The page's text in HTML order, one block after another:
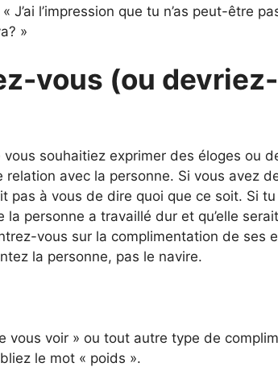
J’ai l’impression que tu n’as peut-être
»
vous (ou
souhaitiez exprimer des éloges ou
avec la personne. Si vous avez
pas à vous de dire quoi que ce soit. Si tu
la personne a travaillé dur et qu’elle
vous sur la complimentation de ses
la personne, pas le navire.
vous voir » ou tout autre type de
le mot « poids ».